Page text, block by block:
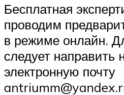
Бесплатная
проводим
в режиме онлайн.
следует направить
электронную почту